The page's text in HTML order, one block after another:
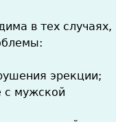
в тех случаях,
эрекции;
с мужской